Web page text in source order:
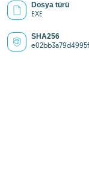
Dosya türü
EXE
SHA256